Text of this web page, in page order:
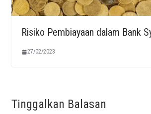
Risiko Pembiayaan dalam Bank
27/02/2023
Tinggalkan Balasan